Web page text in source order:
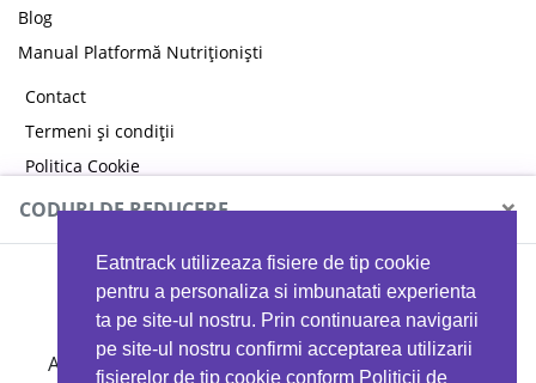
Eatntrack utilizeaza fisiere de tip cookie
pentru a personaliza si imbunatati experienta
ta pe site-ul nostru. Prin continuarea navigarii
pe site-ul nostru confirmi acceptarea utilizarii
fisierelor de tip cookie conform Politicii de
Blog
Manual Platformă Nutriționiști
Contact
Termeni și condiții
Politica Cookie
Politica de confidențialitate
CODURI DE REDUCERE ×
MYPROTEIN
Ai 40%reducere la orice comandă folosind codul